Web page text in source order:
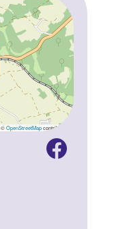
©OpenStreetMapcontributors